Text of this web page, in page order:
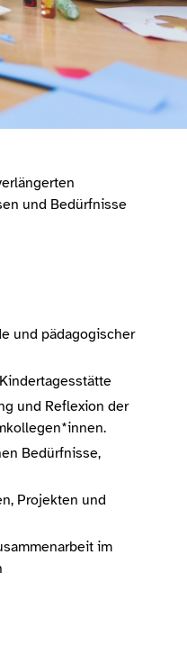
und Bedürfnisse
und pädagogischer
und Reflexion der
Bedürfnisse,
Projekten und
im